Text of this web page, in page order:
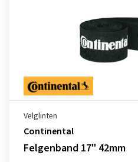
Velglinten
Continental
Felgenband 17" 42mm